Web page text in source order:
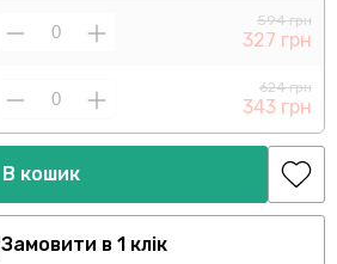
594 грн
327 грн
624 грн
343 грн
В кошик
Замовити в 1 клік